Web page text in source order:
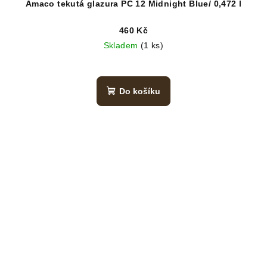
Amaco tekutá glazura PC 12 Midnight Blue/ 0,472 l
460 Kč
Skladem (1 ks)
Do košíku